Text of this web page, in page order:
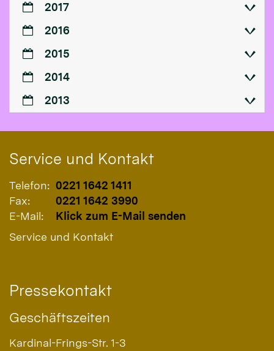
2017
2016
2015
2014
2013
Service und Kontakt
Telefon: 0221 1642 1411
Fax:
0221 1642 3990
E-Mail:
Klick zum E-Mail senden
Service und Kontakt
Pressekontakt
Geschäftszeiten
Kardinal-Frings-Str. 1-3